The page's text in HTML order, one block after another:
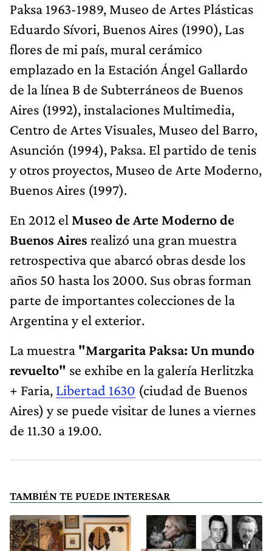
Paksa 1963-1989, Museo de Artes Plásticas
Eduardo Sívori, Buenos Aires (1990), Las
flores de mi país, mural cerámico
emplazado en la Estación Ángel Gallardo
de la línea B de Subterráneos de Buenos
Aires (1992), instalaciones Multimedia,
Centro de Artes Visuales, Museo del Barro,
Asunción (1994), Paksa. El partido de tenis
y otros proyectos, Museo de Arte Moderno,
Buenos Aires (1997).
En 2012 el Museo de Arte Moderno de
Buenos Aires realizó una gran muestra
retrospectiva que abarcó obras desde los
años 50 hasta los 2000. Sus obras forman
parte de importantes colecciones de la
Argentina y el exterior.
La muestra "Margarita Paksa: Un mundo
revuelto" se exhibe en la galería Herlitzka
+ Faria, Libertad 1630 (ciudad de Buenos
Aires) y se puede visitar de lunes a viernes
de 11.30 a 19.00.
TAMBIÉN TE PUEDE INTERESAR